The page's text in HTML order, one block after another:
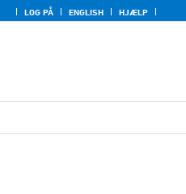
LOG PÅ ENGLISH HJÆLP